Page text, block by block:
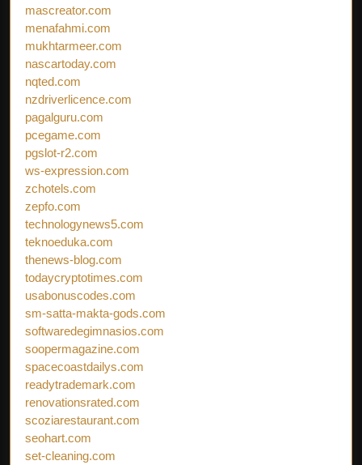
mascreator.com
menafahmi.com
mukhtarmeer.com
nascartoday.com
nqted.com
nzdriverlicence.com
pagalguru.com
pcegame.com
pgslot-r2.com
ws-expression.com
zchotels.com
zepfo.com
technologynews5.com
teknoeduka.com
thenews-blog.com
todaycryptotimes.com
usabonuscodes.com
sm-satta-makta-gods.com
softwaredegimnasios.com
soopermagazine.com
spacecoastdailys.com
readytrademark.com
renovationsrated.com
scoziarestaurant.com
seohart.com
set-cleaning.com